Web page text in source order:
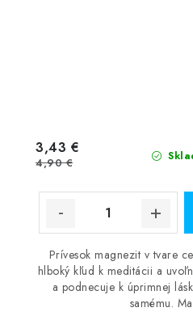
3,43 €
4,90 €
Prívesok magnezit v tvare
hlboký kľud k meditácii a
a podnecuje k úprimnej
samému.